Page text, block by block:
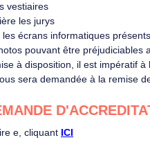
vestiaires
les jurys
écrans informatiques
pouvant être préjudiciables
à disposition, il est impératif à
sera demandée à la remise
e, cliquant ICI